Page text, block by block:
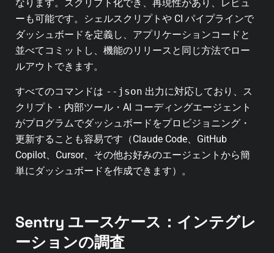
なります。スクリプト化でき、再現性があり、レビュ
ーも可能です。シェルスクリプトや CI パイプラインで
ダッシュボードを定義し、アプリケーションコードと
並べてコミットし、機能のリリースと同じ方法でロー
ルアウトできます。
すべてのコマンドは --json 出力に対応しており、ス
クリプト・内部ツール・AI コーディングエージェント
がプログラムでダッシュボードをプロビジョニング・
更新することも容易です（Claude Code、GitHub
Copilot、Cursor、その他お好みのエージェントから簡
単にダッシュボードを作成できます）。
Sentry ユースケース：インテグレ
ーションの調査